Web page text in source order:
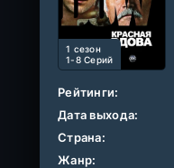
1 cезон
1-8 Серий
Рейтинги:
Дата выхода:
Страна:
Жанр: